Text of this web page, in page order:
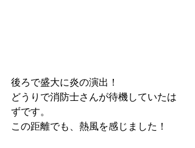
後ろで盛大に炎の演出！
どうりで消防士さんが待機していたは
ずです。
この距離でも、熱風を感じました！